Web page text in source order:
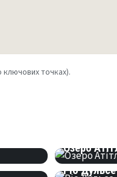
точках).
Озеро
РІЧКА
Ріо Дульсе